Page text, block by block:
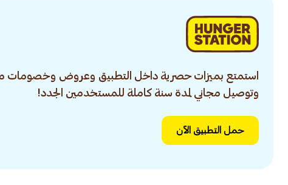
استمتع بميزات حصرية داخل التطبيق وعروض وخصومات
وتوصيل مجاني لمدة سنة كاملة للمستخدمين الجدد!
حمل التطبيق الآن